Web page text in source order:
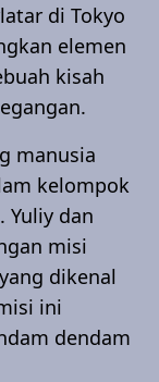
di Tokyo
elemen
kisah
manusia
kelompok
Yuliy dan
misi
dikenal
ini
dendam